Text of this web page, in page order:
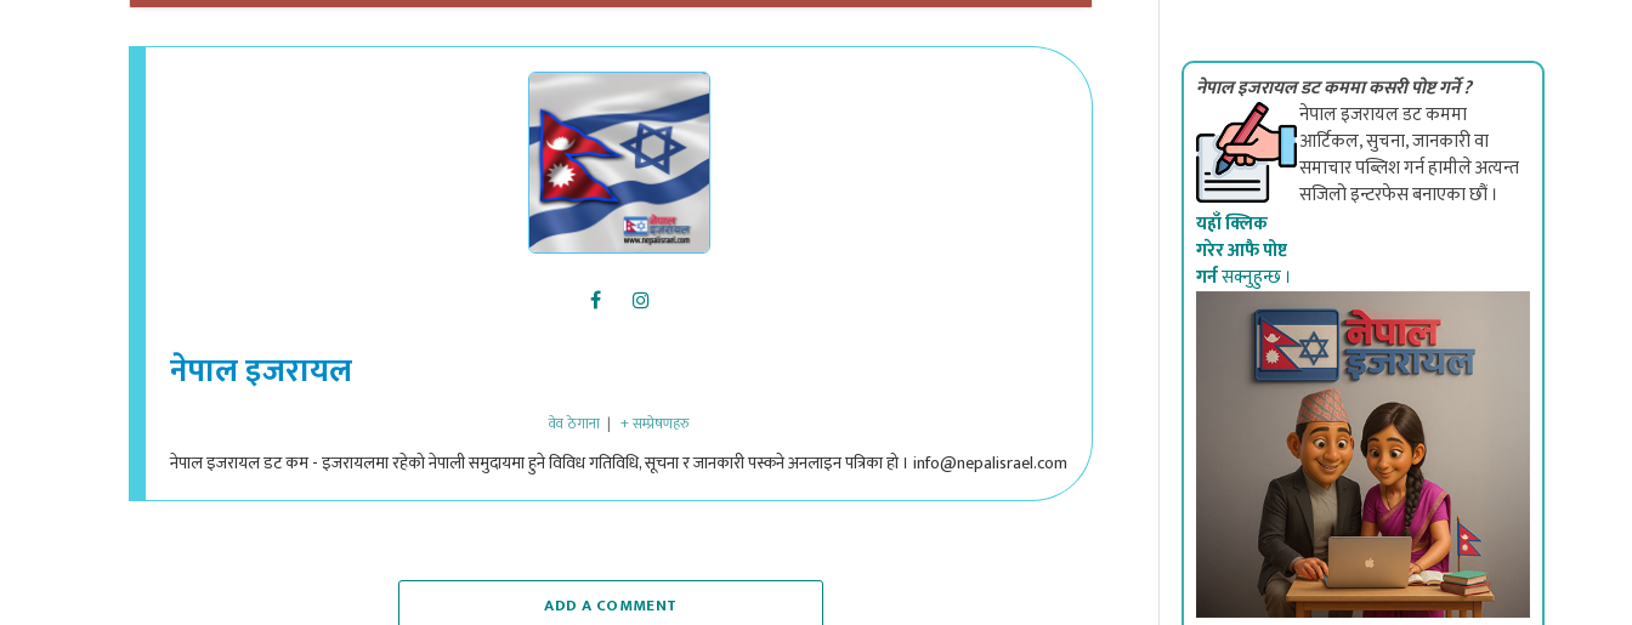
नेपाल इजरायल
वेव ठेगाना | + सम्प्रेषणहरु
नेपाल इजरायल डट कम - इजरायलमा रहेको नेपाली समुदायमा हुने विविध गतिविधि, सूचना र जानकारी पस्कने अनलाइन पत्रिका हो । info@nepalisrael.com
ADD A COMMENT
नेपाल इजरायल डट कममा कसरी पोष्ट गर्ने ?
यहाँ क्लिक
गरेर आफै पोष्ट
गर्नसक्नुहुन्छ ।
नेपाल इजरायल डट कममा
आर्टिकल, सुचना, जानकारी वा
समाचार पब्लिश गर्न हामीले अत्यन्त
सजिलो इन्टरफेस बनाएका छौं ।